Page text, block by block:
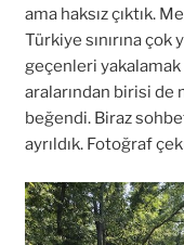
ama haksız çıktık.
Türkiye sınırına çok
geçenleri
aralarından birisi de
beğendi. Biraz
ayrıldık. Fotoğraf